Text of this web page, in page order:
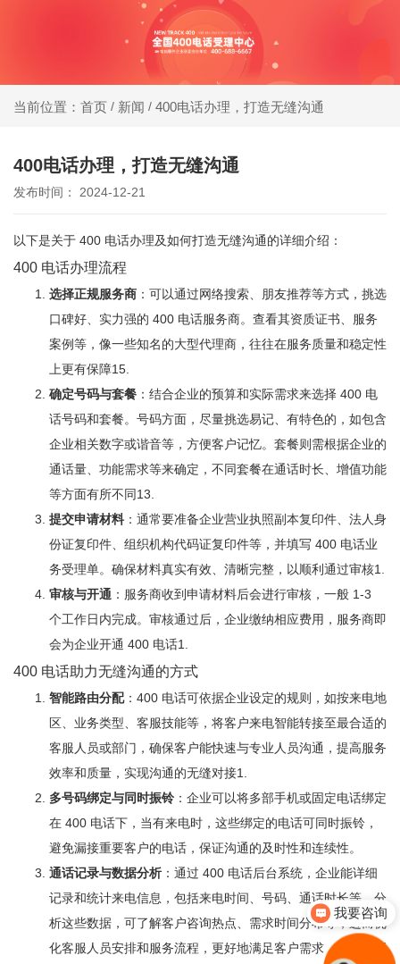
400电话受理中心
办400电话就选小轨®400，大品牌，号码
服务
更优
当前位置：首页 / 新闻 / 400电话办理，打造无缝沟通
400电话办理，打造无缝沟通
发布时间： 2024-12-21
以下是关于 400 电话办理及如何打造无缝沟通的详细介绍：
400 电话办理流程
选择正规服务商 ：可以通过网络搜索、朋友推荐等方式，挑选
口碑好、实力强的 400 电话服务商。查看其资质证书、服务
案例等，像一些知名的大型代理商，往往在服务质量和稳定性
上更有保障15
确定号码与套餐 ：结合企业的预算和实际需求来选择 400 电
话号码和套餐。号码方面，尽量挑选易记、有特色的，如包含
企业相关数字或谐音等，方便客户记忆。套餐则需根据企业的
通话量、功能需求等来确定，不同套餐在通话时长、增值功能
等方面有所不同13
提交申请材料 ：通常要准备企业营业执照副本复印件、法人身
份证复印件、组织机构代码证复印件等，并填写 400 电话业
务受理单。确保材料真实有效、清晰完整，以顺利通过审核1
审核与开通 ：服务商收到申请材料后会进行审核，一般 1-3
个工作日内完成。审核通过后，企业缴纳相应费用，服务商即
会为企业开通 400 电话1
400 电话助力无缝沟通的方式
智能路由分配：400 电话可依据企业设定的规则，如按来电地
区、业务类型、客服技能等，将客户来电智能转接至最合适的
客服人员或部门，确保客户能快速与专业人员沟通，提高服务
效率和质量，实现沟通的无缝对接1
多号码绑定与同时振铃 ：企业可以将多部手机或固定电话绑定
在 400 电话下，当有来电时，这些绑定的电话可同时振铃，
避免漏接重要客户的电话，保证沟通的及时性和连续性。
通话记录与数据分析 ：通过 400 电话后台系统，企业能详细
记录和统计来电信息，包括来电时间、号码、通话时长等。分
析这些数据，可了解客户咨询热点、需求时间分布等，进而优
化客服人员安排和服务流程，更好地满足客户需求，使沟通更
我要咨询